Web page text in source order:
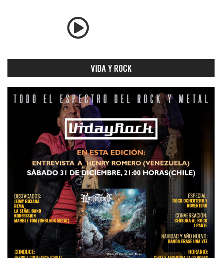
VIDA Y ROCK